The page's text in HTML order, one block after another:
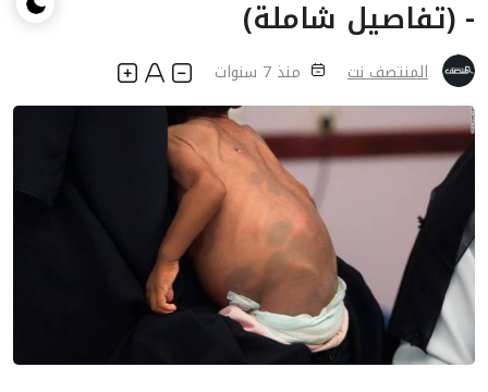
- (تفاصيل شاملة)
المنتصف نت منذ 7 سنوات